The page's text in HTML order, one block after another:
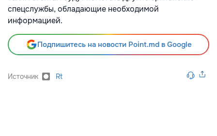
спецслужбы, обладающие необходимой
информацией.
Подпишитесь на новости Point.md в Google
Источник Rt